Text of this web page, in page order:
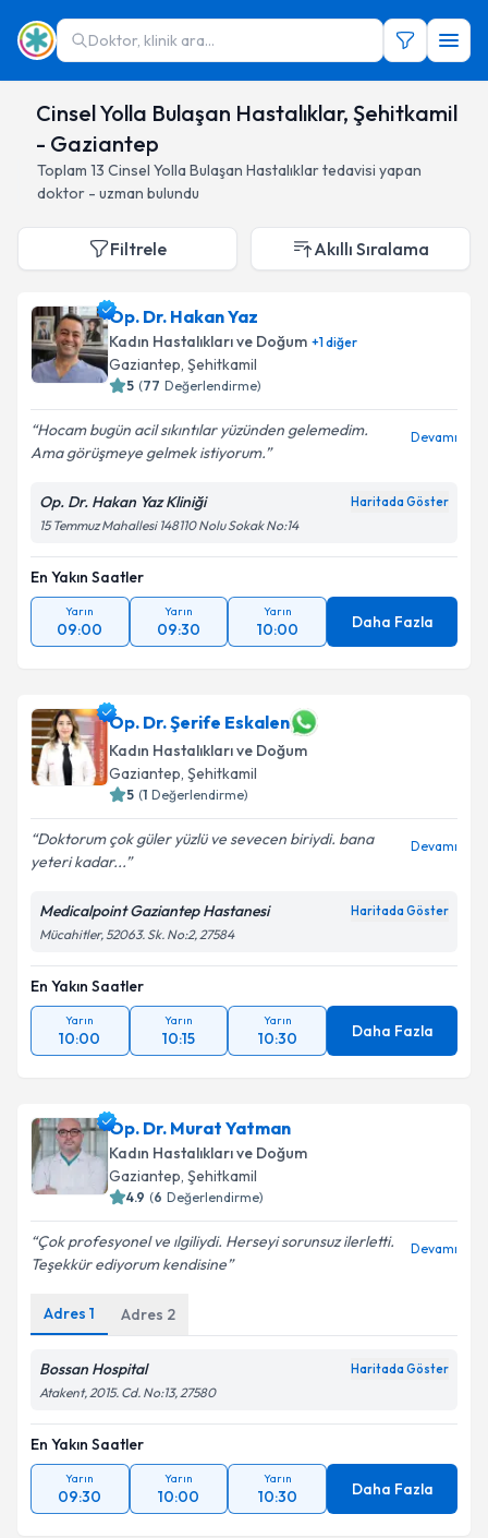
Doktor, klinik ara...
Cinsel Yolla Bulaşan Hastalıklar, Şehitkamil
- Gaziantep
Toplam 13 Cinsel Yolla Bulaşan Hastalıklartedavisi yapan
doktor - uzman bulundu
Filtrele Akıllı Sıralama
Op. Dr. Hakan Yaz
Kadın Hastalıkları ve Doğum +1diğer
Gaziantep, Şehitkamil
5 (77 Değerlendirme)
Hocam bugün acil sıkıntılar yüzünden gelemedim.
Ama görüşmeye gelmek istiyorum.
Devamı
Op. Dr. Hakan Yaz Kliniği Haritada Göster
15 Temmuz Mahallesi 148110 Nolu Sokak No:14
En Yakın Saatler
Yarın
09:00
Yarın
09:30
Yarın
10:00 Daha Fazla
Op. Dr. Şerife Eskalen
Kadın Hastalıkları ve Doğum
Gaziantep, Şehitkamil
5 (1 Değerlendirme)
Doktorum çok güler yüzlü ve sevecen biriydi. bana
yeteri kadar...
Devamı
Medicalpoint Gaziantep Hastanesi Haritada Göster
Mücahitler, 52063. Sk. No:2, 27584
En Yakın Saatler
Yarın
10:00
Yarın
10:15
Yarın
10:30 Daha Fazla
Op. Dr. Murat Yatman
Kadın Hastalıkları ve Doğum
Gaziantep, Şehitkamil
4.9 (6 Değerlendirme)
Çok profesyonel ve ılgiliydi. Herseyi sorunsuz ilerletti.
Teşekkür ediyorum kendisine
Devamı
Adres 1 Adres 2
Bossan Hospital Haritada Göster
Atakent, 2015. Cd. No:13, 27580
En Yakın Saatler
Yarın
09:30
Yarın
10:00
Yarın
10:30 Daha Fazla